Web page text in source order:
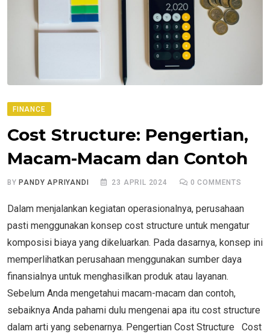
FINANCE
Cost Structure: Pengertian,
Macam-Macam dan Contoh
BYPANDY APRIYANDI 23 APRIL 2024 0 COMMENTS
Dalam menjalankan kegiatan operasionalnya, perusahaan
pasti menggunakan konsep cost structure untuk mengatur
komposisi biaya yang dikeluarkan. Pada dasarnya, konsep ini
memperlihatkan perusahaan menggunakan sumber daya
finansialnya untuk menghasilkan produk atau layanan.
Sebelum Anda mengetahui macam-macam dan contoh,
sebaiknya Anda pahami dulu mengenai apa itu cost structure
dalam arti yang sebenarnya. Pengertian Cost Structure Cost